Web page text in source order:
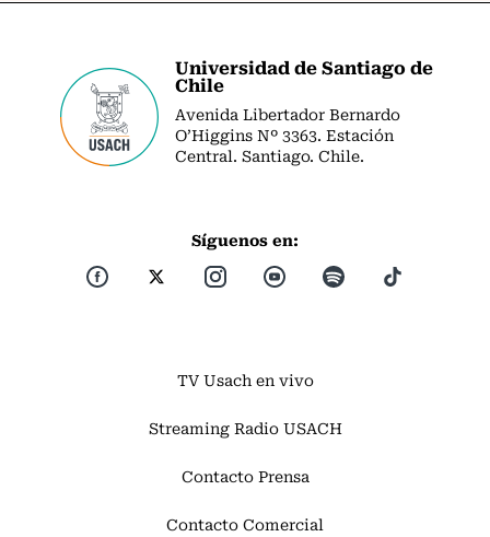
Universidad de Santiago de
Chile
Avenida Libertador Bernardo
O’Higgins Nº 3363. Estación
Central. Santiago. Chile.
Síguenos en:
TV Usach en vivo
Streaming Radio USACH
Contacto Prensa
Contacto Comercial